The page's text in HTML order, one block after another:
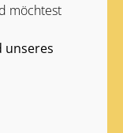
möchtest
unseres